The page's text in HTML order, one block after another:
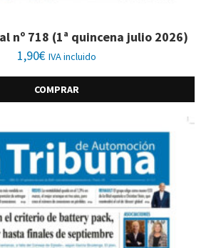
nº 718 (1ª quincena julio 2026)
1,90€ IVA incluido
COMPRAR